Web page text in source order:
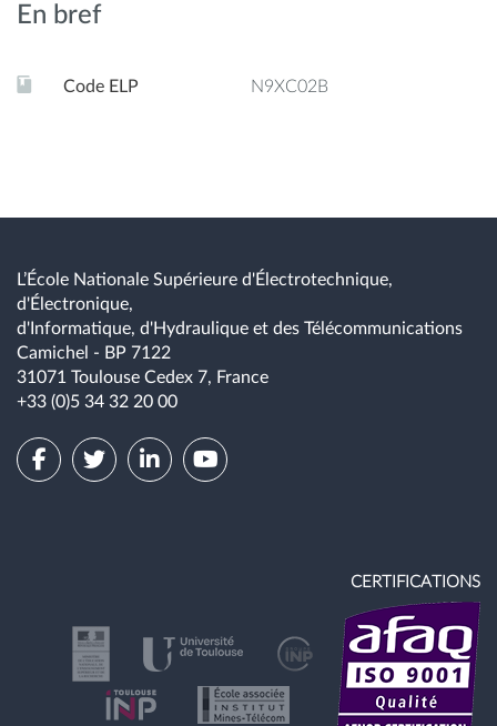
En bref
Code ELP N9XC02B
L’École Nationale Supérieure d'Électrotechnique,
d'Électronique,
d'Informatique, d'Hydraulique et des Télécommunications
Camichel - BP 7122
31071 Toulouse Cedex 7, France
+33 (0)5 34 32 20 00
CERTIFICATIONS